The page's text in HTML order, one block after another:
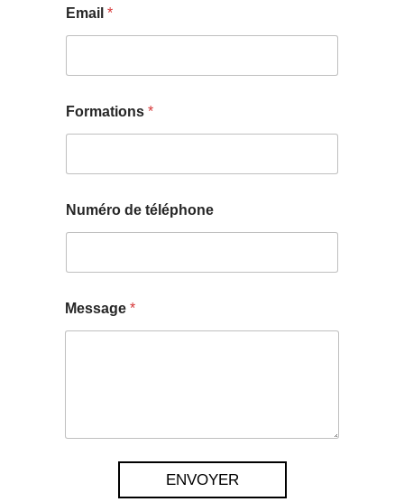
Email *
Formations *
Numéro de téléphone
Message *
ENVOYER